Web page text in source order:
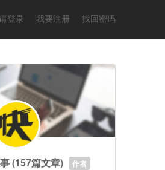
登录 我要注册 找回密码
(157篇文章) 作者